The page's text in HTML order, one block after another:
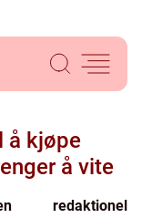
å kjøpe
å vite
redaktionel